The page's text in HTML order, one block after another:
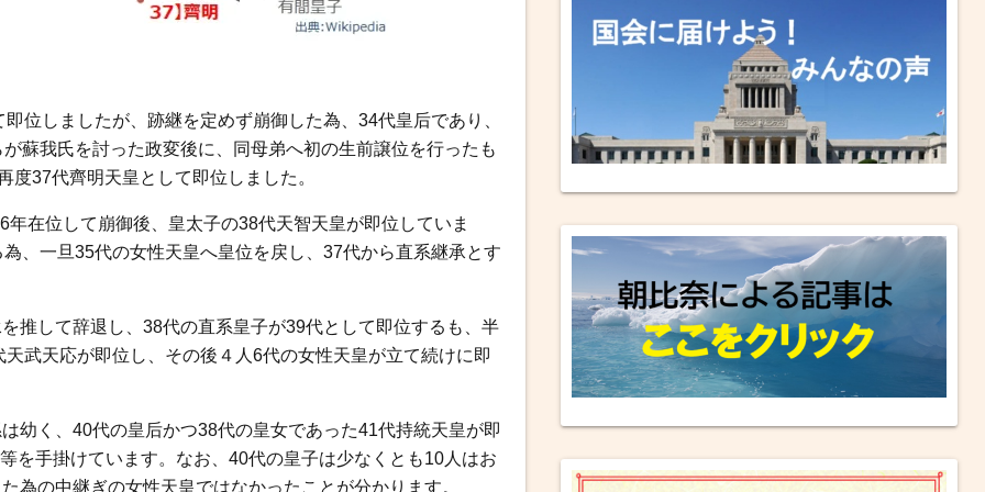
位しましたが、跡継を定めず崩御した為、34代皇后であり、
蘇我氏を討った政変後に、同母弟へ初の生前譲位を行ったも
37代齊明天皇として即位しました。
在位して崩御後、皇太子の38代天智天皇が即位していま
、一旦35代の女性天皇へ皇位を戻し、37代から直系継承とす
推して辞退し、38代の直系皇子が39代として即位するも、半
武天応が即位し、その後４人6代の女性天皇が立て続けに即
幼く、40代の皇后かつ38代の皇女であった41代持統天皇が即
を手掛けています。なお、40代の皇子は少なくとも10人はお
為の中継ぎの女性天皇ではなかったことが分かります。